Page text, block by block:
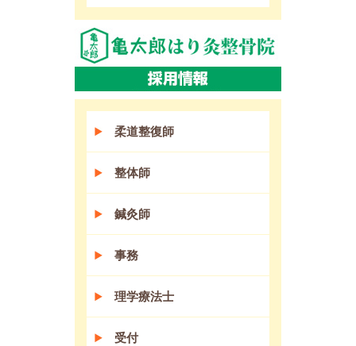
柔道整復師
整体師
鍼灸師
事務
理学療法士
受付